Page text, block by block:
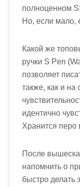
полноценном
Но, если мало,
Какой же
ручки S Pen
позволяет
также, как и
идентично
Хранится перо
После
напомнить о
быстро делать